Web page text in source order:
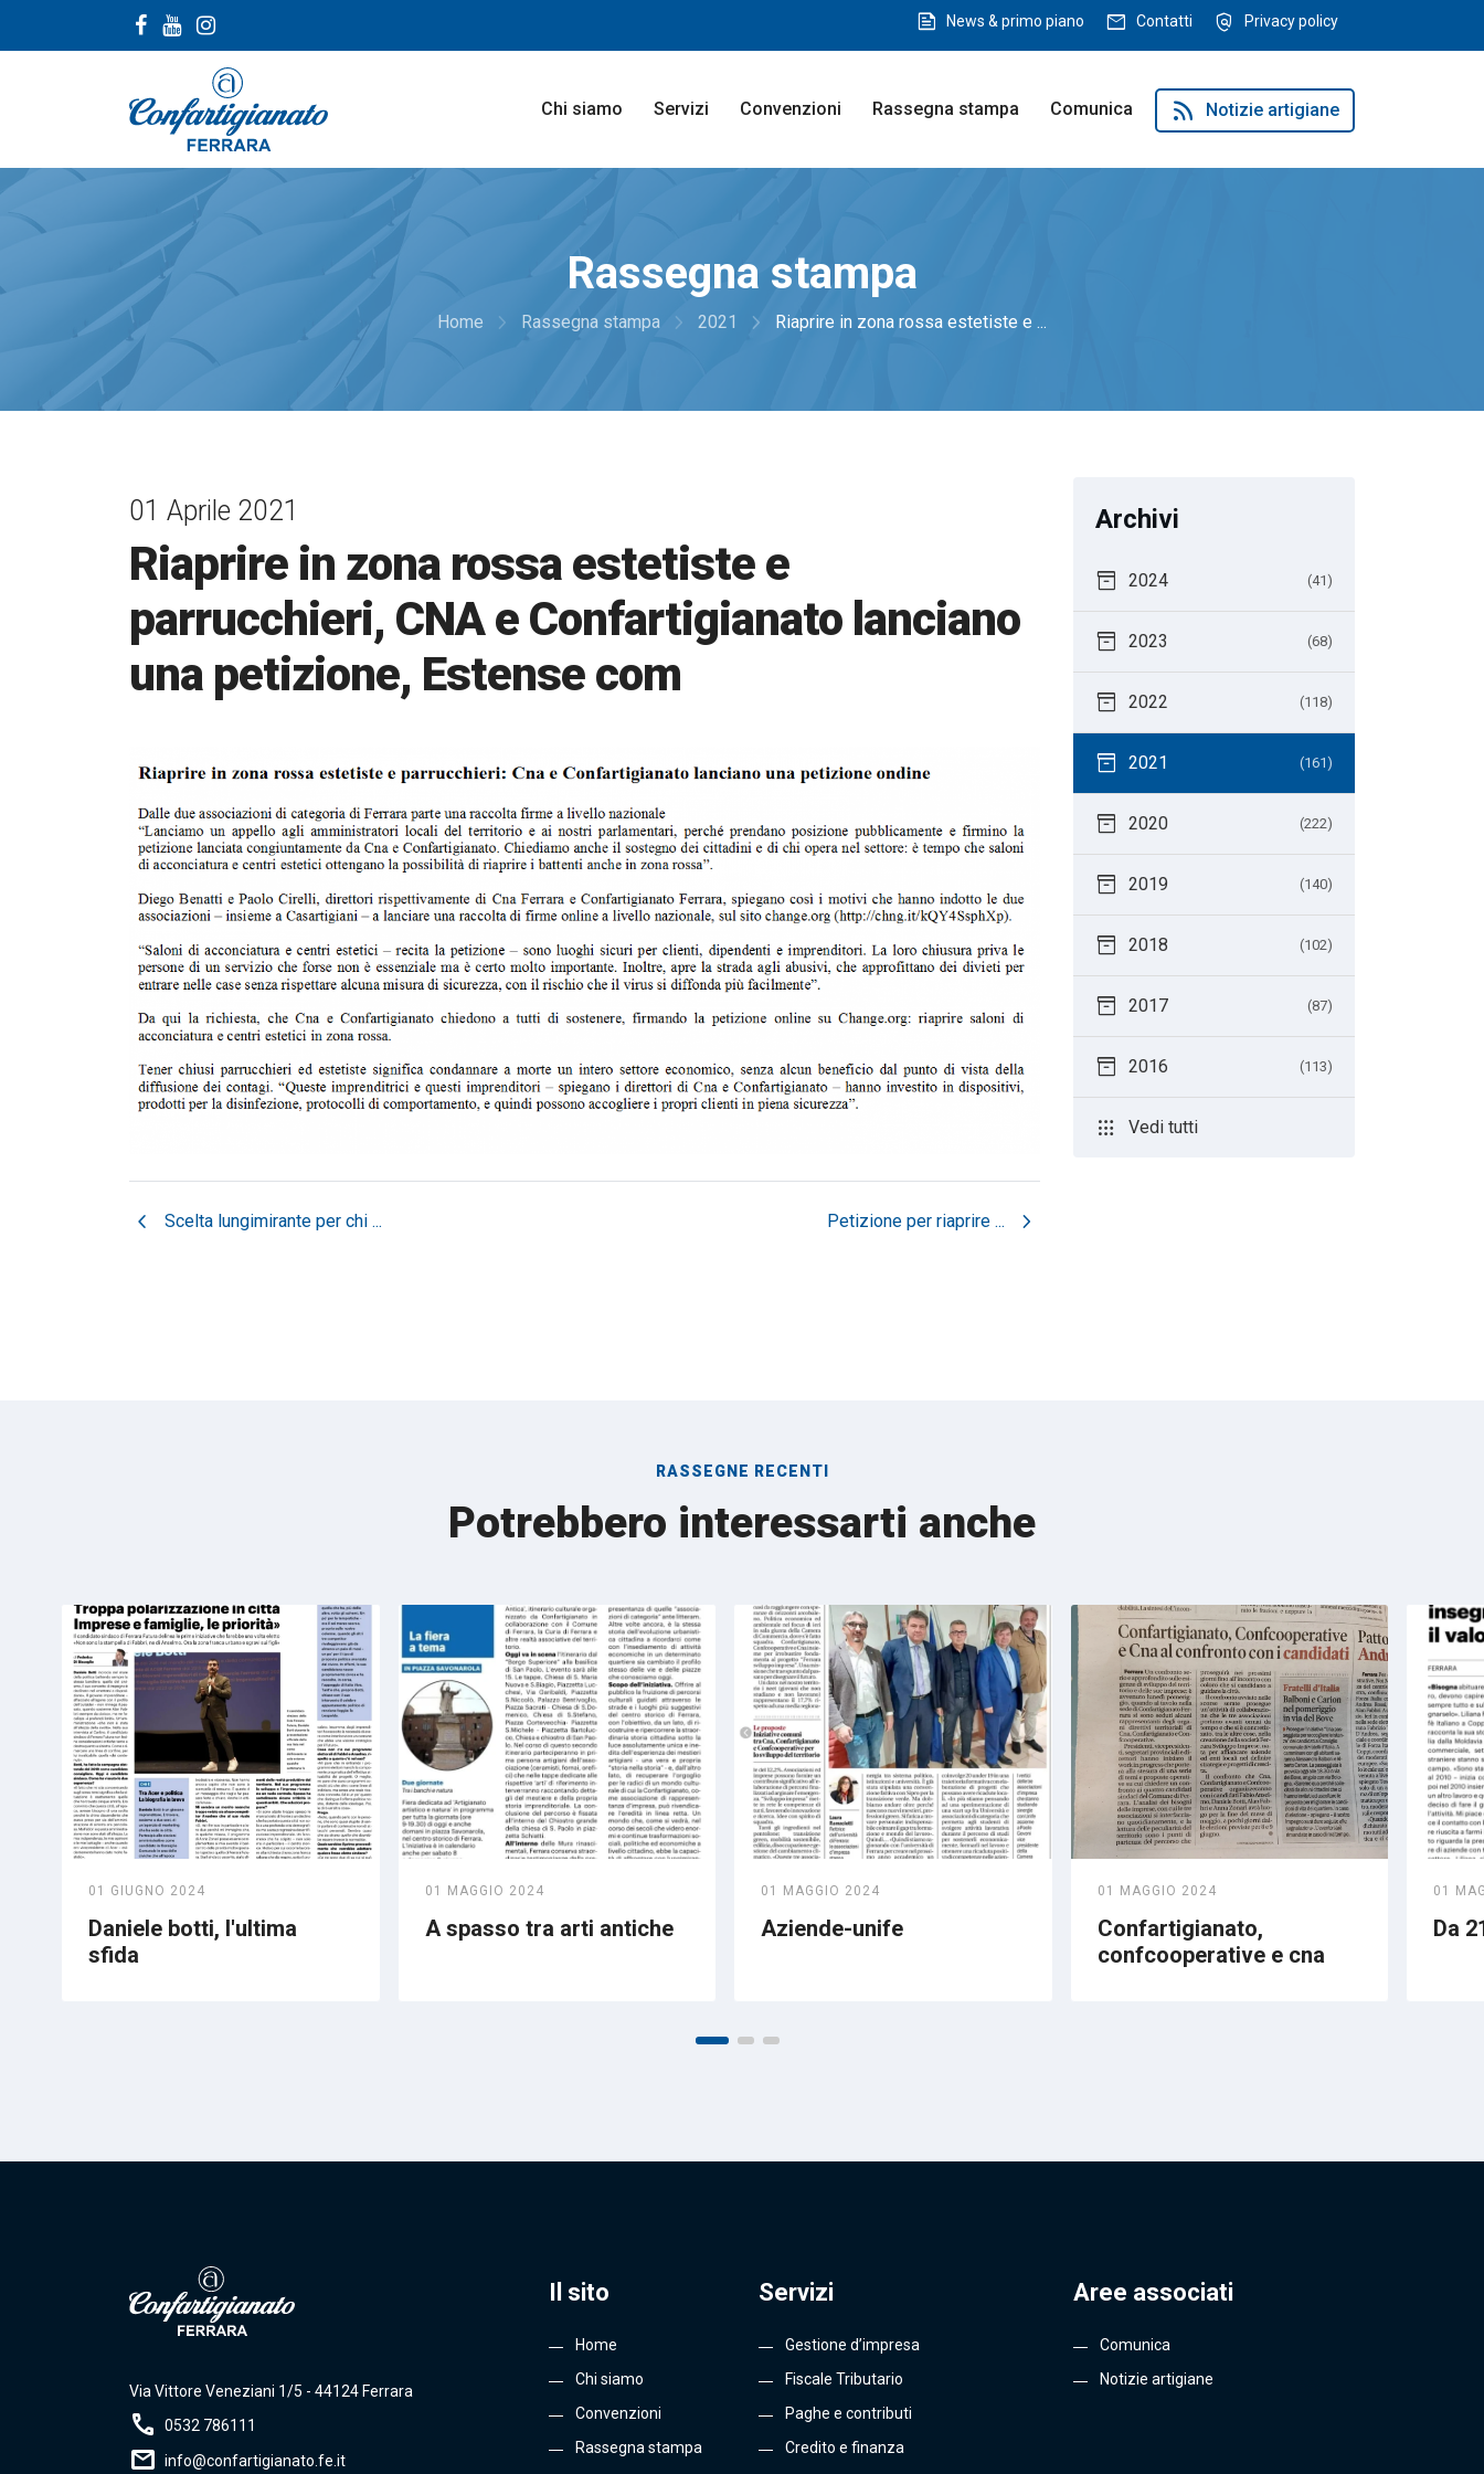
feed News & primo piano mail Contatti policy Privacy policy
Chi siamo Servizi Convenzioni Rassegna stampa Comunica rss_feed Notizie artigiane
Rassegna stampa
Home navigate_next Rassegna stampa navigate_next 2021 navigate_next Riaprire in zona rossa estetiste e ...
01 Aprile 2021
Riaprire in zona rossa estetiste e
parrucchieri, CNA e Confartigianato lanciano
una petizione, Estense com
chevron_left Scelta lungimirante per chi ... Petizione per riaprire ... chevron_right
Archivi
inventory_2 2024 (41)
inventory_2 2023 (68)
inventory_2 2022 (118)
inventory_2 2021 (161)
inventory_2 2020 (222)
inventory_2 2019 (140)
inventory_2 2018 (102)
inventory_2 2017 (87)
inventory_2 2016 (113)
apps Vedi tutti
RASSEGNE RECENTI
Potrebbero interessarti anche
01 GIUGNO 2024
Daniele botti, l'ultima
sfida
01 MAGGIO 2024
A spasso tra arti antiche
01 MAGGIO 2024
Aziende-unife
01 MAGGIO 2024
Confartigianato,
confcooperative e cna
01
Da
Via Vittore Veneziani 1/5 - 44124 Ferrara
call 0532 786111
mail info@confartigianato.fe.it
Il sito
Home
Chi siamo
Convenzioni
Rassegna stampa
Servizi
Gestione d’impresa
Fiscale Tributario
Paghe e contributi
Credito e finanza
Aree associati
Comunica
Notizie artigiane